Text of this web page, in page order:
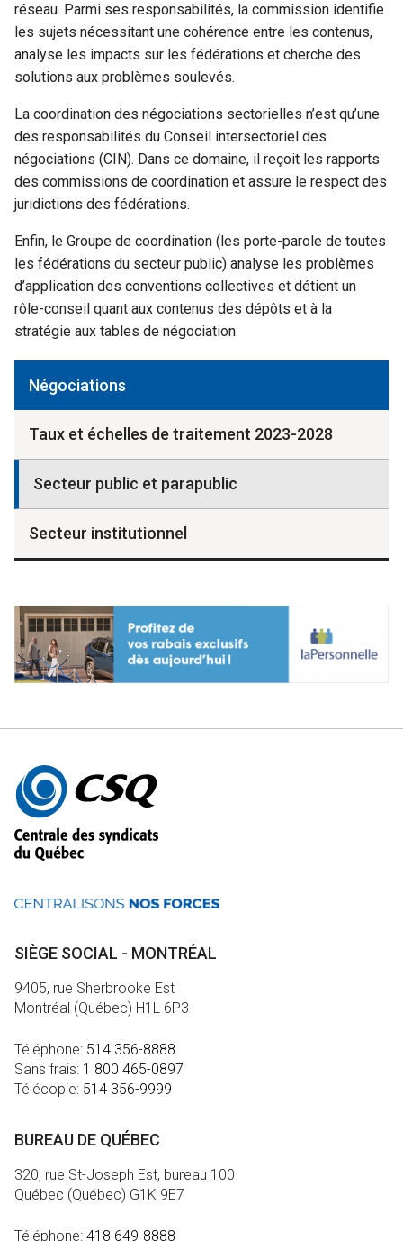
Négociations
Taux et échelles de traitement 2023-2028
Secteur public et parapublic
Secteur institutionnel
réseau. Parmi ses responsabilités, la commission identifie
les sujets nécessitant une cohérence entre les contenus,
analyse les impacts sur les fédérations et cherche des
solutions aux problèmes soulevés.
La coordination des négociations sectorielles n’est qu’une
des responsabilités du Conseil intersectoriel des
négociations (CIN). Dans ce domaine, il reçoit les rapports
des commissions de coordination et assure le respect des
juridictions des fédérations.
Enfin, le Groupe de coordination (les porte-parole de toutes
les fédérations du secteur public) analyse les problèmes
d’application des conventions collectives et détient un
rôle-conseil quant aux contenus des dépôts et à la
stratégie aux tables de négociation.
Autres
informations
SIÈGE SOCIAL - MONTRÉAL
9405, rue Sherbrooke Est
Montréal (Québec) H1L 6P3
Téléphone: 514 356-8888
Sans frais: 1 800 465-0897
Télécopie: 514 356-9999
BUREAU DE QUÉBEC
320, rue St-Joseph Est, bureau 100
Québec (Québec) G1K 9E7
Téléphone: 418 649-8888